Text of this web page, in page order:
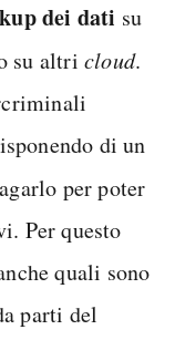
dei dati su
su altricloud.
di un
per poter
Per questo
quali sono
parti del